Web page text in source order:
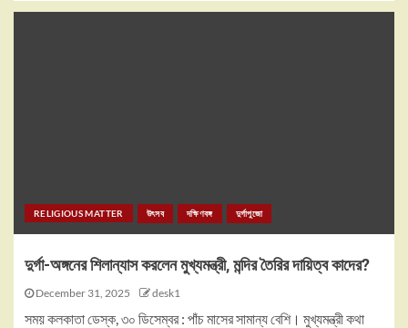
RELIGIOUS MATTER উৎসব দক্ষিণবঙ্গ দুর্গাপুজো
দুর্গা-অঙ্গনের শিলান্যাস করলেন মুখ্যমন্ত্রী, মন্দির তৈরির দায়িত্ব কাদের?
December 31, 2025 desk1
সময় কলকাতা ডেস্ক, ৩০ ডিসেম্বর : পাঁচ মাসের সামান্য বেশি। মুখ্যমন্ত্রী কথা